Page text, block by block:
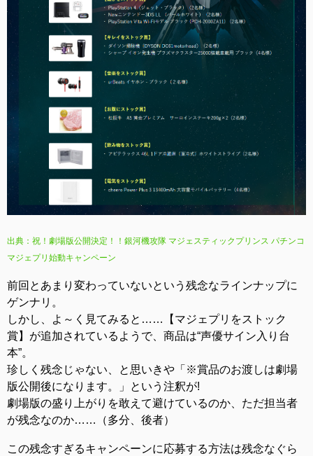
出典：祝！劇場版公開決定！！銀河機攻隊 マジェスティックプリンス パチンコ
マジェプリ始動キャンペーン
前回とあまり変わっていないという残念なラインナップに
ゲンナリ。
しかし、よ～く見てみると……【マジェプリをストック
賞】が追加されているようで、商品は“声優サイン入り台
本”。
珍しく残念じゃない、と思いきや「※賞品のお渡しは劇場
版公開後になります。」という注釈が!
劇場版の盛り上がりを敢えて避けているのか、ただ担当者
が残念なのか……（多分、後者）
この残念すぎるキャンペーンに応募する方法は残念なぐら